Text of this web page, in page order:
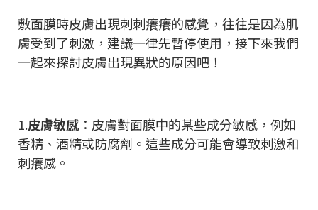
敷面膜時皮膚出現刺刺癢癢的感覺，往往是因為肌
膚受到了刺激，建議一律先暫停使用，接下來我們
一起來探討皮膚出現異狀的原因吧！
1.皮膚敏感：皮膚對面膜中的某些成分敏感，例如
香精、酒精或防腐劑。這些成分可能會導致刺激和
刺癢感。